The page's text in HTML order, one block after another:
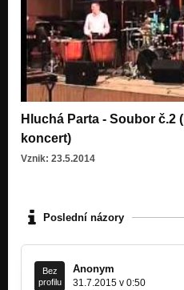
Hluchá Parta - Soubor č.2
koncert)
Vznik: 23.5.2014
Poslední názory
Bez
profilu
Anonym
31.7.2015 v 0:50